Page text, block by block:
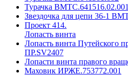
Турачка ВМТС.641516.02.001
Звездочка для цепи 36-1
Проект 414.
Лопасть винта
Лопасть винта Путейского
ПР.SV2407
Лопасти винта правого
Маховик ИРЖЕ.753772.001